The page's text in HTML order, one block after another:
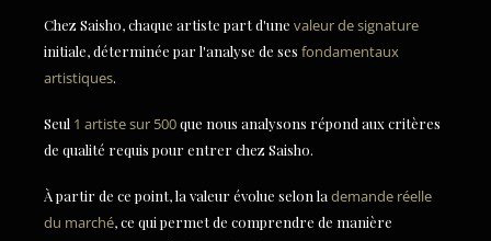
Chez Saisho, chaque artiste part d'une valeur de signature
initiale, déterminée par l'analyse de ses fondamentaux
artistiques.
Seul 1 artiste sur 500que nous analysons répond aux critères
de qualité requis pour entrer chez Saisho.
À partir de ce point, la valeur évolue selon la demande réelle
du marché, ce qui permet de comprendre de manière